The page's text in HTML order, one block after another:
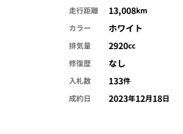
走行距離 13,008km
カラー
ホワイト
排気量 2920cc
修復歴
なし
入札数 133件
成約日
2023年12月18日